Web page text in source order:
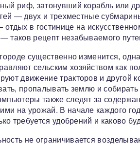
риф, затонувший корабль или
— двух и трехместные
в гостинице на
таков рецепт незабываемого
существенно изменится,
сельским хозяйством как
движение тракторов и другой
пропалывать землю и
также следят за
на урожай. В начале каждого
требуется удобрений и каково
не ограничивается